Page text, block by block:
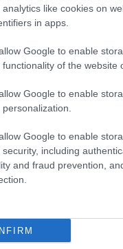
analytics like cookies on
in apps.
Google to enable
of the website
Google to enable
Google to enable
security, including
and fraud prevention,
το iPaideia.gr
Ειδήσειςγια την Παιδεία
στοiPaideia.gr